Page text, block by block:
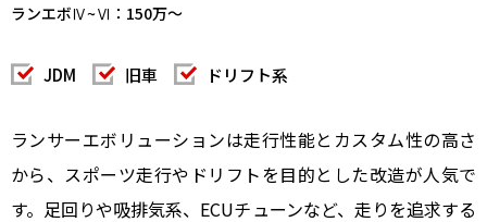
ランエボⅣ~Ⅵ：150万〜
JDM 旧車 ドリフト系
ランサーエボリューションは走行性能とカスタム性の高さ
から、スポーツ走行やドリフトを目的とした改造が人気で
す。足回りや吸排気系、ECUチューンなど、走りを追求する